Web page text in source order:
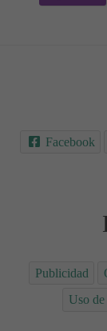
Facebook
Publicidad
Uso